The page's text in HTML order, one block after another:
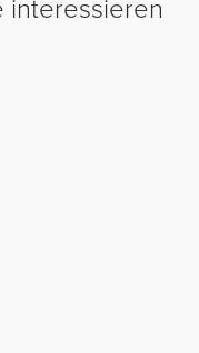
interessieren